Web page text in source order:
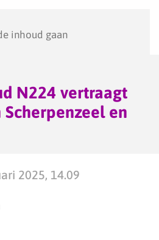
inhoud gaan
N224 vertraagt
en
2025, 14.09